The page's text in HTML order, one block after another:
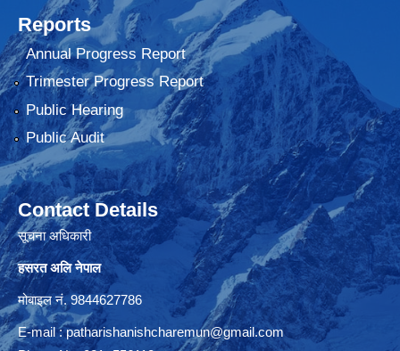
Reports
Annual Progress Report
Trimester Progress Report
Public Hearing
Public Audit
Contact Details
सूचना अधिकारी
हसरत अलि नेपाल
मोबाइल नं. 9844627786
E-mail :patharishanishcharemun@gmail.com